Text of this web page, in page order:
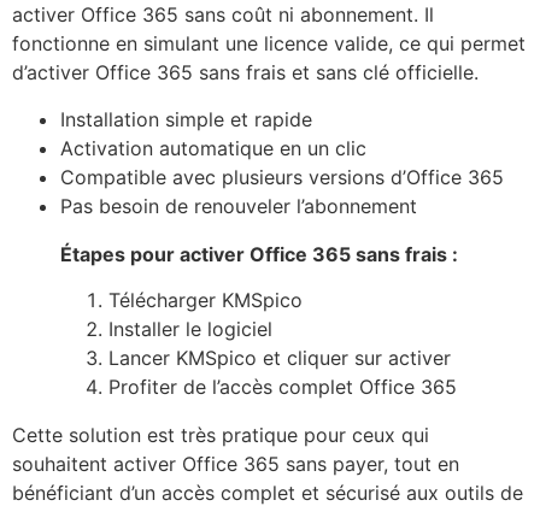
activer Office 365 sans coût ni abonnement. Il
fonctionne en simulant une licence valide, ce qui permet
d’activer Office 365 sans frais et sans clé officielle.
Installation simple et rapide
Activation automatique en un clic
Compatible avec plusieurs versions d’Office 365
Pas besoin de renouveler l’abonnement
Étapes pour activer Office 365 sans frais :
Télécharger KMSpico
Installer le logiciel
Lancer KMSpico et cliquer sur activer
Profiter de l’accès complet Office 365
Cette solution est très pratique pour ceux qui
souhaitent activer Office 365 sans payer, tout en
bénéficiant d’un accès complet et sécurisé aux outils de